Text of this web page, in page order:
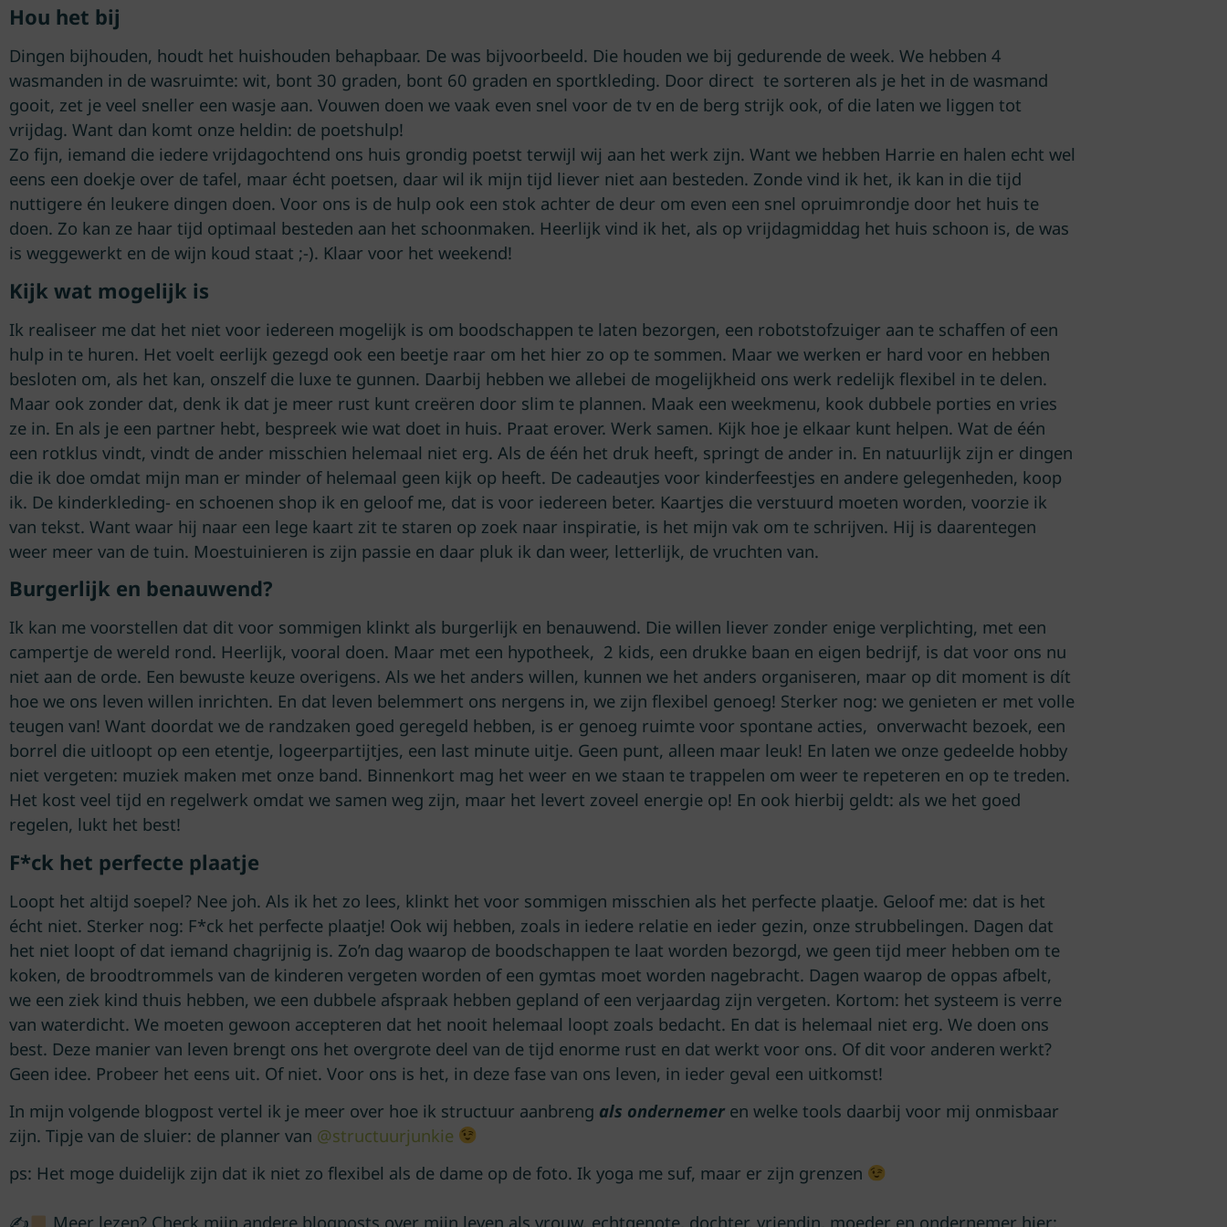
Hou het bij
Dingen bijhouden, houdt het huishouden behapbaar. De was bijvoorbeeld. Die houden we bij gedurende de week. We hebben 4
wasmanden in de wasruimte: wit, bont 30 graden, bont 60 graden en sportkleding. Door direct te sorteren als je het in de wasmand
gooit, zet je veel sneller een wasje aan. Vouwen doen we vaak even snel voor de tv en de berg strijk ook, of die laten we liggen tot
vrijdag. Want dan komt onze heldin: de poetshulp!
Zo fijn, iemand die iedere vrijdagochtend ons huis grondig poetst terwijl wij aan het werk zijn. Want we hebben Harrie en halen echt wel
eens een doekje over de tafel, maar écht poetsen, daar wil ik mijn tijd liever niet aan besteden. Zonde vind ik het, ik kan in die tijd
nuttigere én leukere dingen doen. Voor ons is de hulp ook een stok achter de deur om even een snel opruimrondje door het huis te
doen. Zo kan ze haar tijd optimaal besteden aan het schoonmaken. Heerlijk vind ik het, als op vrijdagmiddag het huis schoon is, de was
is weggewerkt en de wijn koud staat ;-). Klaar voor het weekend!
Kijk wat mogelijk is
Ik realiseer me dat het niet voor iedereen mogelijk is om boodschappen te laten bezorgen, een robotstofzuiger aan te schaffen of een
hulp in te huren. Het voelt eerlijk gezegd ook een beetje raar om het hier zo op te sommen. Maar we werken er hard voor en hebben
besloten om, als het kan, onszelf die luxe te gunnen. Daarbij hebben we allebei de mogelijkheid ons werk redelijk flexibel in te delen.
Maar ook zonder dat, denk ik dat je meer rust kunt creëren door slim te plannen. Maak een weekmenu, kook dubbele porties en vries
ze in. En als je een partner hebt, bespreek wie wat doet in huis. Praat erover. Werk samen. Kijk hoe je elkaar kunt helpen. Wat de één
een rotklus vindt, vindt de ander misschien helemaal niet erg. Als de één het druk heeft, springt de ander in. En natuurlijk zijn er dingen
die ik doe omdat mijn man er minder of helemaal geen kijk op heeft. De cadeautjes voor kinderfeestjes en andere gelegenheden, koop
ik. De kinderkleding- en schoenen shop ik en geloof me, dat is voor iedereen beter. Kaartjes die verstuurd moeten worden, voorzie ik
van tekst. Want waar hij naar een lege kaart zit te staren op zoek naar inspiratie, is het mijn vak om te schrijven. Hij is daarentegen
weer meer van de tuin. Moestuinieren is zijn passie en daar pluk ik dan weer, letterlijk, de vruchten van.
Burgerlijk en benauwend?
Ik kan me voorstellen dat dit voor sommigen klinkt als burgerlijk en benauwend. Die willen liever zonder enige verplichting, met een
campertje de wereld rond. Heerlijk, vooral doen. Maar met een hypotheek, 2 kids, een drukke baan en eigen bedrijf, is dat voor ons nu
niet aan de orde. Een bewuste keuze overigens. Als we het anders willen, kunnen we het anders organiseren, maar op dit moment is dít
hoe we ons leven willen inrichten. En dat leven belemmert ons nergens in, we zijn flexibel genoeg! Sterker nog: we genieten er met volle
teugen van! Want doordat we de randzaken goed geregeld hebben, is er genoeg ruimte voor spontane acties, onverwacht bezoek, een
borrel die uitloopt op een etentje, logeerpartijtjes, een last minute uitje. Geen punt, alleen maar leuk! En laten we onze gedeelde hobby
niet vergeten: muziek maken met onze band. Binnenkort mag het weer en we staan te trappelen om weer te repeteren en op te treden.
Het kost veel tijd en regelwerk omdat we samen weg zijn, maar het levert zoveel energie op! En ook hierbij geldt: als we het goed
regelen, lukt het best!
F*ck het perfecte plaatje
Loopt het altijd soepel? Nee joh. Als ik het zo lees, klinkt het voor sommigen misschien als het perfecte plaatje. Geloof me: dat is het
écht niet. Sterker nog: F*ck het perfecte plaatje! Ook wij hebben, zoals in iedere relatie en ieder gezin, onze strubbelingen. Dagen dat
het niet loopt of dat iemand chagrijnig is. Zo’n dag waarop de boodschappen te laat worden bezorgd, we geen tijd meer hebben om te
koken, de broodtrommels van de kinderen vergeten worden of een gymtas moet worden nagebracht. Dagen waarop de oppas afbelt,
we een ziek kind thuis hebben, we een dubbele afspraak hebben gepland of een verjaardag zijn vergeten. Kortom: het systeem is verre
van waterdicht. We moeten gewoon accepteren dat het nooit helemaal loopt zoals bedacht. En dat is helemaal niet erg. We doen ons
best. Deze manier van leven brengt ons het overgrote deel van de tijd enorme rust en dat werkt voor ons. Of dit voor anderen werkt?
Geen idee. Probeer het eens uit. Of niet. Voor ons is het, in deze fase van ons leven, in ieder geval een uitkomst!
In mijn volgende blogpost vertel ik je meer over hoe ik structuur aanbreng als ondernemer en welke tools daarbij voor mij onmisbaar
zijn. Tipje van de sluier: de planner van @structuurjunkie
ps: Het moge duidelijk zijn dat ik niet zo flexibel als de dame op de foto. Ik yoga me suf, maar er zijn grenzen
✍ Meer lezen? Check mijn andere blogposts over mijn leven als vrouw, echtgenote, dochter, vriendin, moeder en ondernemer hier: